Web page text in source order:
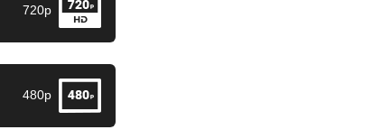
720p
480p